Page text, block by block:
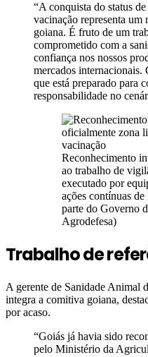
“A conquista do status
vacinação representa um
goiana. É fruto de um
comprometido com a
confiança nos nossos
mercados internacionais.
que está preparado para
responsabilidade no
Reconhecimento
ao trabalho de
executado por
ações contínuas
parte do Governo
Agrodefesa)
Trabalho de
A gerente de Sanidade Animal
integra a comitiva goiana,
por acaso.
“Goiás já havia sido
pelo Ministério da